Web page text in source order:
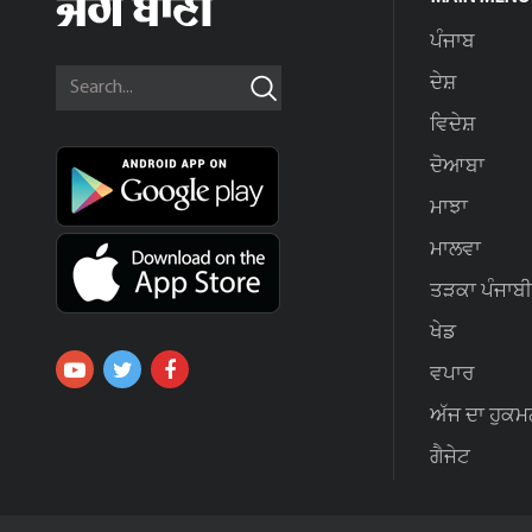
ਪੰਜਾਬ
ਦੇਸ਼
ਵਿਦੇਸ਼
ਦੋਆਬਾ
ਮਾਝਾ
ਮਾਲਵਾ
ਤੜਕਾ ਪੰਜਾਬੀ
ਖੇਡ
ਵਪਾਰ
ਅੱਜ ਦਾ
ਗੈਜੇਟ